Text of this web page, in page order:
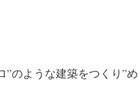
のような建築をつくり”め